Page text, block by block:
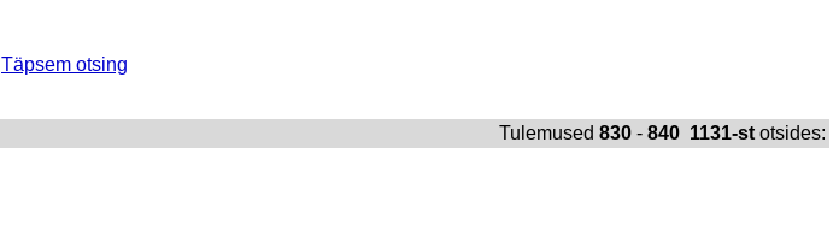
Täpsem otsing
Tulemused 830 - 840 1131-st otsides: